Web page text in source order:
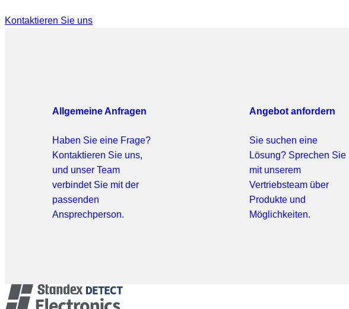
Kontaktieren Sie uns
Allgemeine Anfragen
Haben Sie eine Frage?
Kontaktieren Sie uns,
und unser Team
verbindet Sie mit der
passenden
Ansprechperson.
Angebot anfordern
Sie suchen eine
Lösung? Sprechen Sie
mit unserem
Vertriebsteam über
Produkte und
Möglichkeiten.